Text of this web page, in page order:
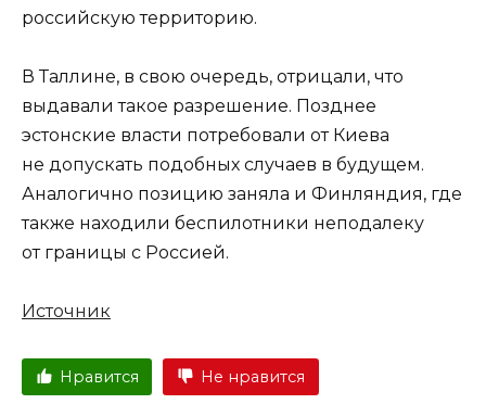
российскую территорию.
В Таллине, в свою очередь, отрицали, что
выдавали такое разрешение. Позднее
эстонские власти потребовали от Киева
не допускать подобных случаев в будущем.
Аналогично позицию заняла и Финляндия, где
также находили беспилотники неподалеку
от границы с Россией.
Источник
Нравится Не нравится